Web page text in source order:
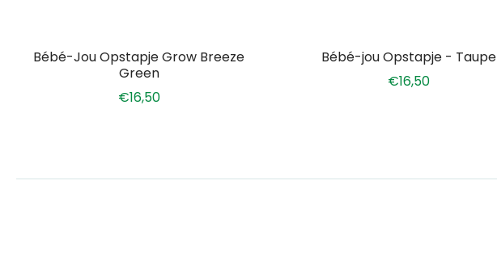
Bébé-Jou Opstapje Grow Breeze
Green
€16,50
Bébé-jou Opstapje - Taupe
€16,50